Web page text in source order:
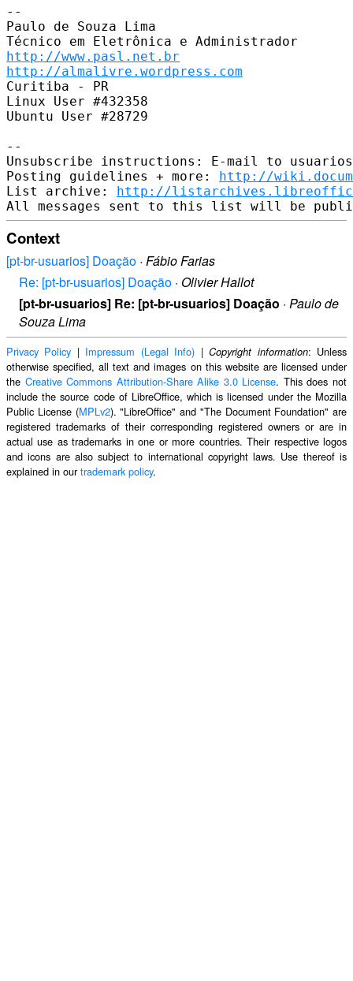
--
Paulo de Souza Lima
http://www.pasl.net.br
http://almalivre.wordpress.com
Curitiba - PR
Linux User #432358
Ubuntu User #28729
--
Unsubscribe instructions: E-mail to
Posting guidelines + more: http://
List archive: http://
Context
[pt-br-usuarios] Doação · Fábio Farias
Re: [pt-br-usuarios] Doação · Olivier Hallot
[pt-br-usuarios] Re: [pt-br-usuarios] Doação · Paulo de
Souza Lima
Privacy Policy | Impressum (Legal Info) |Copyright information: Unless
otherwise specified, all text and images on this website are licensed under
the Creative Commons Attribution-Share Alike 3.0 License. This does not
include the source code of LibreOffice, which is licensed under the Mozilla
Public License (MPLv2). "LibreOffice" and "The Document Foundation" are
registered trademarks of their corresponding registered owners or are in
actual use as trademarks in one or more countries. Their respective logos
and icons are also subject to international copyright laws. Use thereof is
explained in ourtrademark policy.